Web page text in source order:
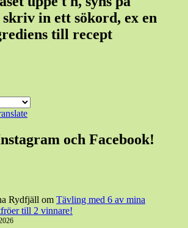
in ett sökord, ex en
till recept
och Facebook!
Rydfjäll om Tävling med 6 av mina
till 2 vinnare!